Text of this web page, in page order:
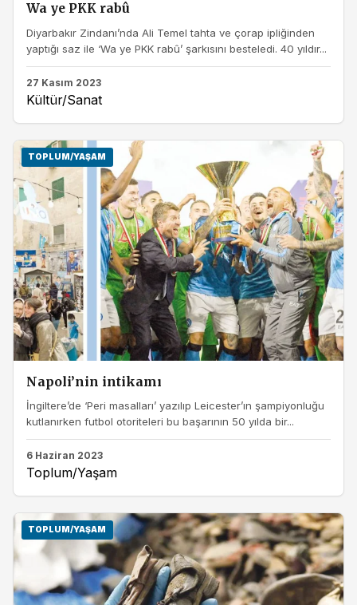
Wa ye PKK rabû
Diyarbakır Zindanı’nda Ali Temel tahta ve çorap ipliğinden
yaptığı saz ile ‘Wa ye PKK rabû’ şarkısını besteledi. 40 yıldır...
27 Kasım 2023
Kültür/Sanat
TOPLUM/YAŞAM
Napoli’nin intikamı
İngiltere’de ‘Peri masalları’ yazılıp Leicester’ın şampiyonluğu
kutlanırken futbol otoriteleri bu başarının 50 yılda bir...
6 Haziran 2023
Toplum/Yaşam
TOPLUM/YAŞAM